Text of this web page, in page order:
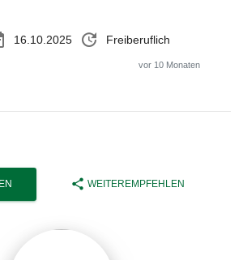
16.10.2025 update Freiberuflich
vor 10 Monaten
share WEITEREMPFEHLEN